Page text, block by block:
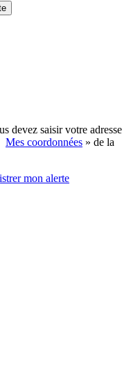
devez saisir votre adresse
Mes coordonnées » de la
mon alerte